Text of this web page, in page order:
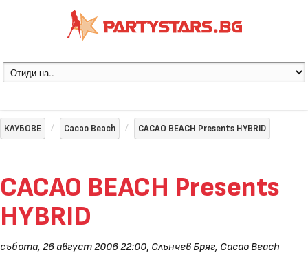
КЛУБОВЕ Cacao Beach CACAO BEACH Presents HYBRID
CACAO BEACH Presents
HYBRID
събота, 26 август 2006 22:00, Слънчев Бряг, Cacao Beach